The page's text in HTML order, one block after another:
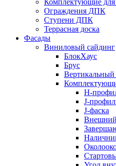
Комплектующие
Ограждения ДПК
Ступени ДПК
Террасная доска
Фасады
Виниловый сайдинг
БлокХаус
Брус
Вертикальный
H-
J-
J-фаска